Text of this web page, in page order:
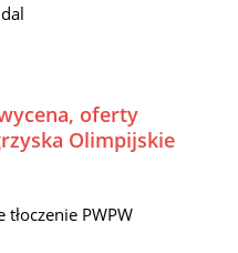
oferty
Olimpijskie
PWPW